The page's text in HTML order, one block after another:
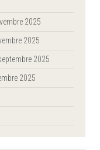
2025
2025
2025
2025